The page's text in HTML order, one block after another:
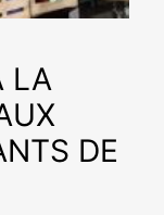
LA
DE